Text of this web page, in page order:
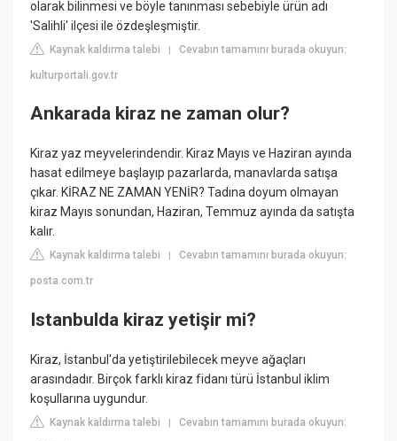
olarak bilinmesi ve böyle tanınması sebebiyle ürün adı
'Salihli' ilçesi ile özdeşleşmiştir.
Kaynak kaldırma talebi |Cevabın tamamını burada okuyun:
kulturportali.gov.tr
Ankarada kiraz ne zaman olur?
Kiraz yaz meyvelerindendir. Kiraz Mayıs ve Haziran ayında
hasat edilmeye başlayıp pazarlarda, manavlarda satışa
çıkar. KİRAZ NE ZAMAN YENİR? Tadına doyum olmayan
kiraz Mayıs sonundan, Haziran, Temmuz ayında da satışta
kalır.
Kaynak kaldırma talebi |Cevabın tamamını burada okuyun:
posta.com.tr
Istanbulda kiraz yetişir mi?
Kiraz, İstanbul'da yetiştirilebilecek meyve ağaçları
arasındadır. Birçok farklı kiraz fidanı türü İstanbul iklim
koşullarına uygundur.
Kaynak kaldırma talebi |Cevabın tamamını burada okuyun: